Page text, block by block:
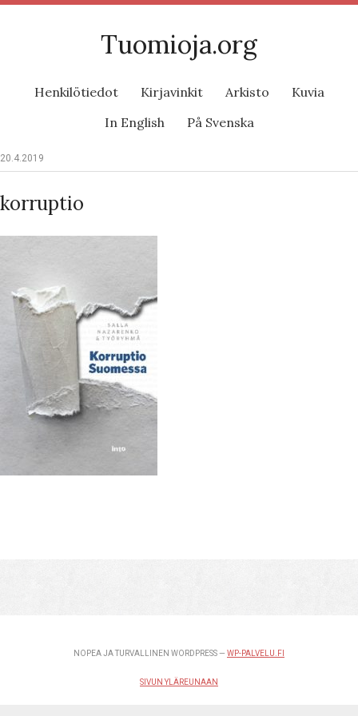
Tuomioja.org
Henkilötiedot Kirjavinkit Arkisto
Kuvia
In English
På Svenska
20.4.2019
korruptio
NOPEA JA TURVALLINEN WORDPRESS — WP-PALVELU.FI
SIVUN YLÄREUNAAN